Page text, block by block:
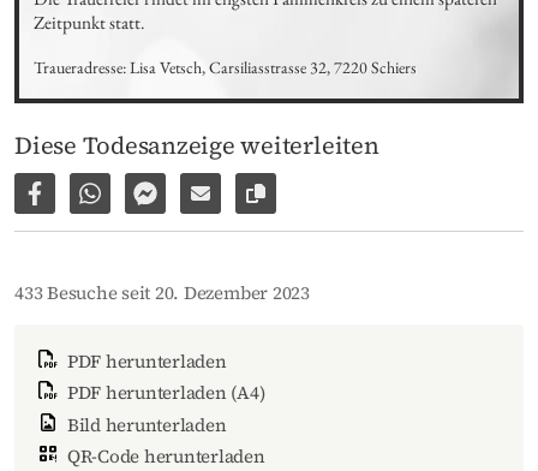
Zeitpunkt statt.
Traueradresse: Lisa Vetsch, Carsiliasstrasse 32, 7220 Schiers
Diese Todesanzeige weiterleiten
Auf Facebook teilen
Per WhatsApp weiterleiten
Per Facebook Messenger weiterleiten
Per E-Mail versenden
Link zur Seite kopieren
433 Besuche seit 20. Dezember 2023
PDF herunterladen
PDF herunterladen (A4)
Bild herunterladen
QR-Code herunterladen